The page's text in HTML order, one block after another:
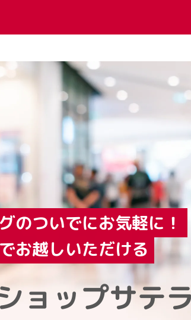
のついでにお気軽に！
お越しいただける
ョップサテ